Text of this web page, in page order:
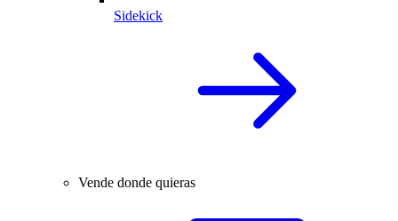
Sidekick
Vende donde quieras